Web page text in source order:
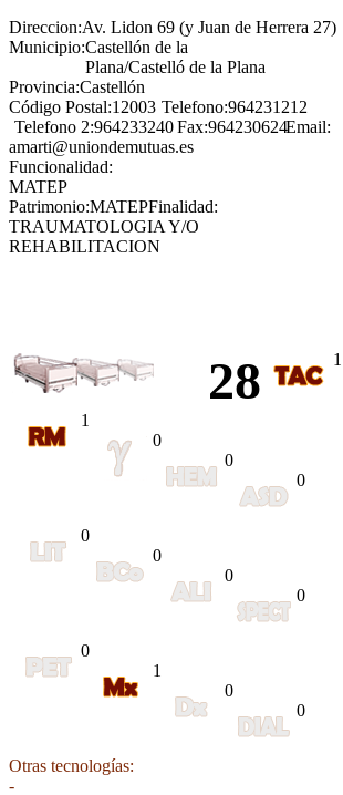
Direccion:Av. Lidon 69 (y Juan de Herrera 27)
Municipio:Castellón de la
Plana/Castelló de la Plana
Provincia:Castellón
Código Postal:12003 Telefono:964231212
Telefono 2:964233240Fax:964230624Email:
amarti@uniondemutuas.es
Funcionalidad:
MATEP
Patrimonio:MATEPFinalidad:
TRAUMATOLOGIA Y/O
REHABILITACION
28 1
1
0
0
0
0
0
0
0
0
1
0
0
Otras tecnologías:
-